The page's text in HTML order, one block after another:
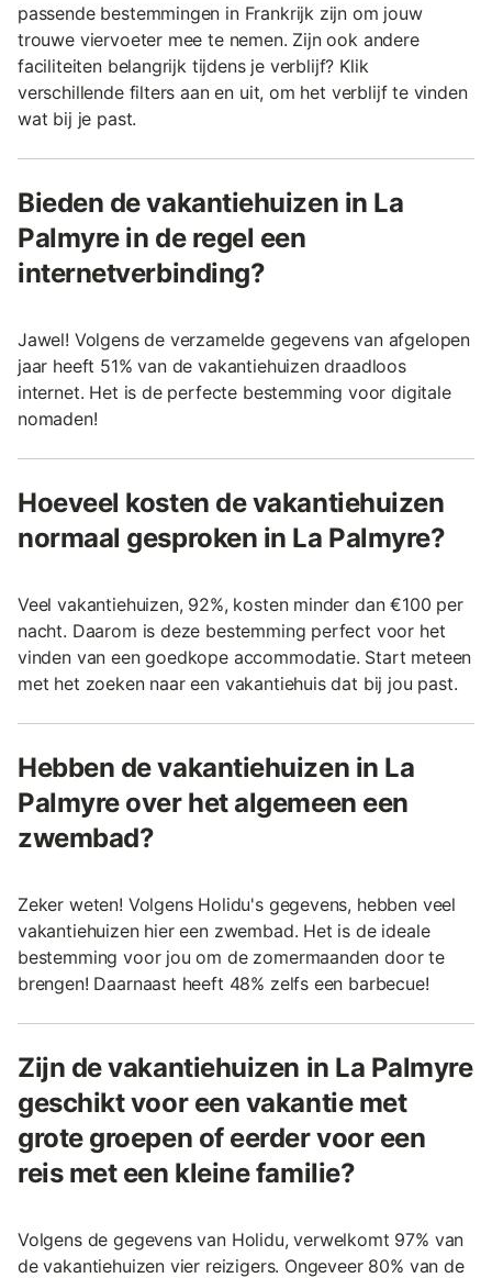
passende bestemmingen in Frankrijk zijn om jouw
trouwe viervoeter mee te nemen. Zijn ook andere
faciliteiten belangrijk tijdens je verblijf? Klik
verschillende filters aan en uit, om het verblijf te vinden
wat bij je past.
Bieden de vakantiehuizen in La
Palmyre in de regel een
internetverbinding?
Jawel! Volgens de verzamelde gegevens van afgelopen
jaar heeft 51% van de vakantiehuizen draadloos
internet. Het is de perfecte bestemming voor digitale
nomaden!
Hoeveel kosten de vakantiehuizen
normaal gesproken in La Palmyre?
Veel vakantiehuizen, 92%, kosten minder dan €100 per
nacht. Daarom is deze bestemming perfect voor het
vinden van een goedkope accommodatie. Start meteen
met het zoeken naar een vakantiehuis dat bij jou past.
Hebben de vakantiehuizen in La
Palmyre over het algemeen een
zwembad?
Zeker weten! Volgens Holidu's gegevens, hebben veel
vakantiehuizen hier een zwembad. Het is de ideale
bestemming voor jou om de zomermaanden door te
brengen! Daarnaast heeft 48% zelfs een barbecue!
Zijn de vakantiehuizen in La Palmyre
geschikt voor een vakantie met
grote groepen of eerder voor een
reis met een kleine familie?
Volgens de gegevens van Holidu, verwelkomt 97% van
de vakantiehuizen vier reizigers. Ongeveer 80% van de